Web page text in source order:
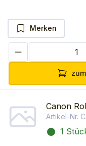
Merken
Canon
Artikel-Nr.
1